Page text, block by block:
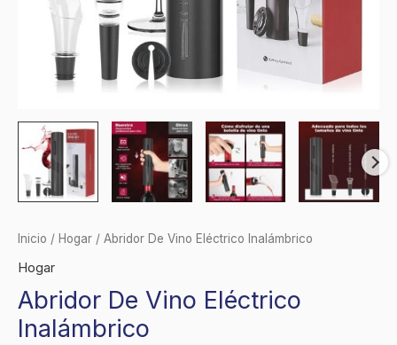
Inicio / Hogar / Abridor De Vino Eléctrico Inalámbrico
Hogar
Abridor De Vino Eléctrico
Inalámbrico